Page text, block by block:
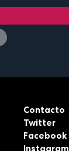
Contacto
Twitter
Facebook
Instagram